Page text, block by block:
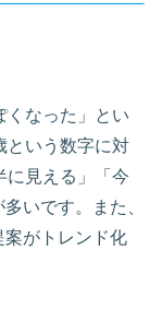
くなった」とい
という数字に対
に見える」「今
いです。また、
がトレンド化